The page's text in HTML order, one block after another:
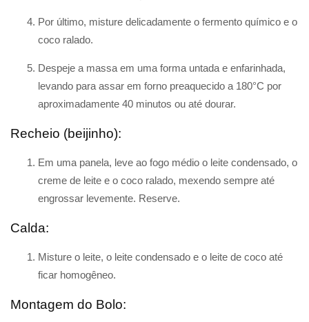
Por último, misture delicadamente o fermento químico e o
coco ralado.
Despeje a massa em uma forma untada e enfarinhada,
levando para assar em forno preaquecido a 180°C por
aproximadamente 40 minutos ou até dourar.
Recheio (beijinho):
Em uma panela, leve ao fogo médio o leite condensado, o
creme de leite e o coco ralado, mexendo sempre até
engrossar levemente. Reserve.
Calda:
Misture o leite, o leite condensado e o leite de coco até
ficar homogêneo.
Montagem do Bolo: